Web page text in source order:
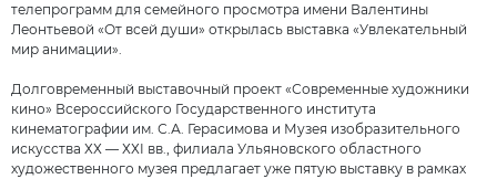
телепрограмм для семейного просмотра имени Валентины
Леонтьевой «От всей души» открылась выставка «Увлекательный
мир анимации».
Долговременный выставочный проект «Современные художники
кино» Всероссийского Государственного института
кинематографии им. С.А. Герасимова и Музея изобразительного
искусства ХХ — ХХI вв., филиала Ульяновского областного
художественного музея предлагает уже пятую выставку в рамках